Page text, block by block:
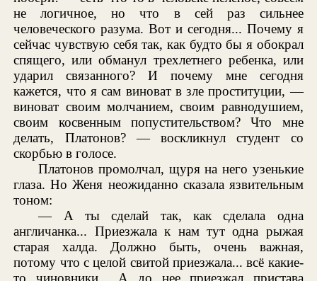
не логичное, но что в сей раз сильнее
человеческого разума. Вот и сегодня... Почему я
сейчас чувствую себя так, как будто бы я обокрал
спящего, или обманул трехлетнего ребенка, или
ударил связанного? И почему мне сегодня
кажется, что я сам виноват в зле проституции, —
виноват своим молчанием, своим равнодушием,
своим косвенным попустительством? Что мне
делать, Платонов? — воскликнул студент со
скорбью в голосе.
Платонов промолчал, щуря на него узенькие
глаза. Но Женя неожиданно сказала язвительным
тоном:
— А ты сделай так, как сделала одна
англичанка... Приезжала к нам тут одна рыжая
старая халда. Должно быть, очень важная,
потому что с целой свитой приезжала... всё какие-
то чиновники... А до нее приезжал пристава